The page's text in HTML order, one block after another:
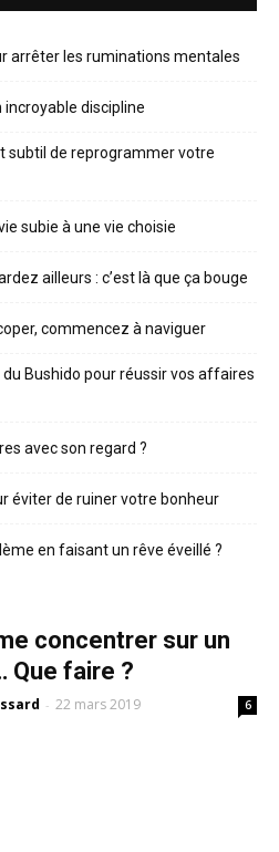
arrêter les ruminations mentales
incroyable discipline
subtil de reprogrammer votre
subie à une vie choisie
ailleurs : c’est là que ça bouge
commencez à naviguer
Bushido pour réussir vos affaires
avec son regard ?
éviter de ruiner votre bonheur
en faisant un rêve éveillé ?
concentrer sur un
Que faire ?
- 22 mars 2019 6